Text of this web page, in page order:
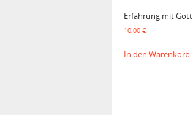
Erfahrung mit Gott
10,00 €
In den Warenkorb